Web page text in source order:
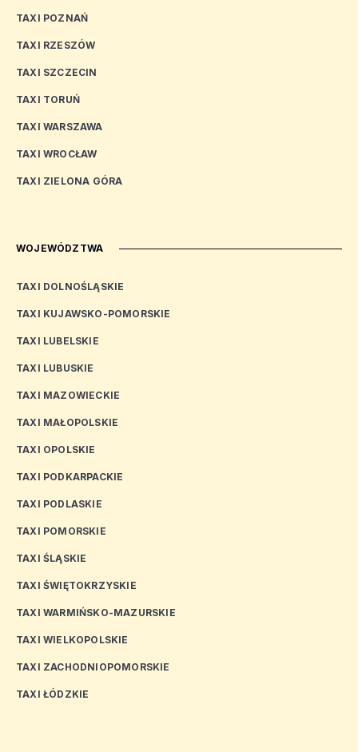
TAXI POZNAŃ
TAXI RZESZÓW
TAXI SZCZECIN
TAXI TORUŃ
TAXI WARSZAWA
TAXI WROCŁAW
TAXI ZIELONA GÓRA
WOJEWÓDZTWA
TAXI DOLNOŚLĄSKIE
TAXI KUJAWSKO-POMORSKIE
TAXI LUBELSKIE
TAXI LUBUSKIE
TAXI MAZOWIECKIE
TAXI MAŁOPOLSKIE
TAXI OPOLSKIE
TAXI PODKARPACKIE
TAXI PODLASKIE
TAXI POMORSKIE
TAXI ŚLĄSKIE
TAXI ŚWIĘTOKRZYSKIE
TAXI WARMIŃSKO-MAZURSKIE
TAXI WIELKOPOLSKIE
TAXI ZACHODNIOPOMORSKIE
TAXI ŁÓDZKIE